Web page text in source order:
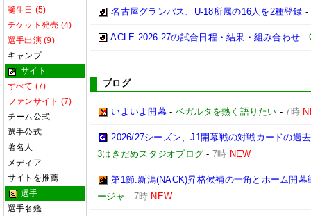
誕生日 (5)
チケット発売 (4)
選手出演 (9)
キャンプ
サイト
すべて (7)
ファンサイト (7)
チーム公式
選手公式
著名人
メディア
サイトを推薦
選手
選手名鑑
名古屋グランパス、U-18所属の16人を2種登録 -
ACLE 2026-27の試合日程・結果・組み合わせ -
ブログ
いよいよ開幕- ベガルタを熱く語りたい -7時
2026/27シーズン、J1開幕戦の対戦カードの過
3はきだめスタジオブログ -7時 NEW
第1節:新潟(NACK)昇格候補の一角とホーム開幕
ージャ - 7時 NEW